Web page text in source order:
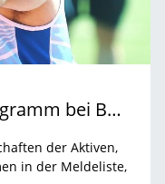
Premieren und volles Programm bei BW Leichtathletik Hallen-Finals
der Aktiven,
in der Meldeliste,